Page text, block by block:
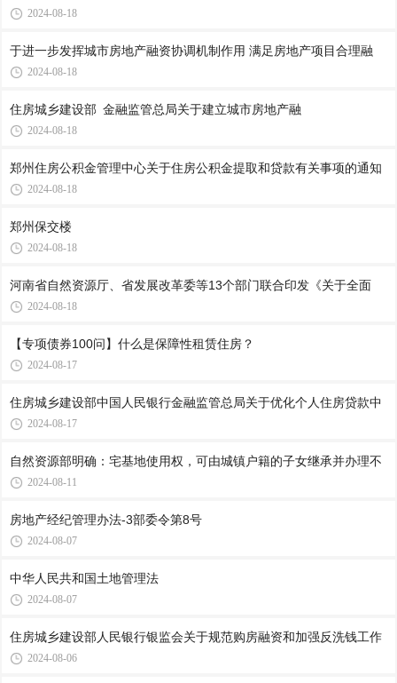
2024-08-18
于进一步发挥城市房地产融资协调机制作用 满足房地产项目合理融
2024-08-18
住房城乡建设部 金融监管总局关于建立城市房地产融
2024-08-18
郑州住房公积金管理中心关于住房公积金提取和贷款有关事项的通知
2024-08-18
郑州保交楼
2024-08-18
河南省自然资源厅、省发展改革委等13个部门联合印发《关于全面
2024-08-18
【专项债券100问】什么是保障性租赁住房？
2024-08-17
住房城乡建设部中国人民银行金融监管总局关于优化个人住房贷款中
2024-08-17
自然资源部明确：宅基地使用权，可由城镇户籍的子女继承并办理不
2024-08-11
房地产经纪管理办法-3部委令第8号
2024-08-07
中华人民共和国土地管理法
2024-08-07
住房城乡建设部人民银行银监会关于规范购房融资和加强反洗钱工作
2024-08-06